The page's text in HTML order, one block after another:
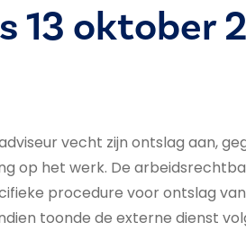
13 oktober
vecht zijn ontslag aan,
op het werk. De
procedure voor ontslag
toonde de externe dienst